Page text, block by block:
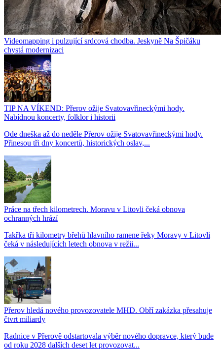
Videomapping i pulzující srdcová chodba. Jeskyně Na Špičáku
chystá modernizaci
TIP NA VÍKEND: Přerov ožije Svatovavřineckými hody.
Nabídnou koncerty, folklor i historii
Ode dneška až do neděle Přerov ožije Svatovavřineckými hody.
Přinesou tři dny koncertů, historických oslav,...
Práce na třech kilometrech. Moravu v Litovli čeká obnova
ochranných hrází
Takřka tři kilometry břehů hlavního ramene řeky Moravy v Litovli
čeká v následujících letech obnova v režii...
Přerov hledá nového provozovatele MHD. Obří zakázka přesahuje
čtvrt miliardy
Radnice v Přerově odstartovala výběr nového dopravce, který bude
od roku 2028 dalších deset let provozovat...